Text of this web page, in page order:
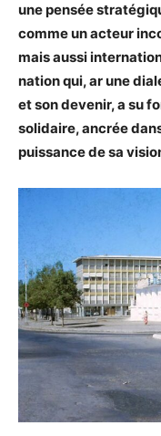
une pensée
comme un acteur
mais aussi
nation qui, ar une
et son devenir, a su
solidaire, ancrée
puissance de sa